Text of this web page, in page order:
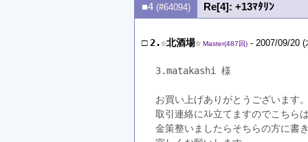
■4 (#64094) Re[4]: +13ﾏﾀﾘﾝ
□ 2.☆北酒場☆ Master(487回) - 2007/09/20
3.matakashi 様
お買い上げありがとうございます
取引連絡にｽﾚ立てますのでこちら
金策整いましたらそちらの方に書